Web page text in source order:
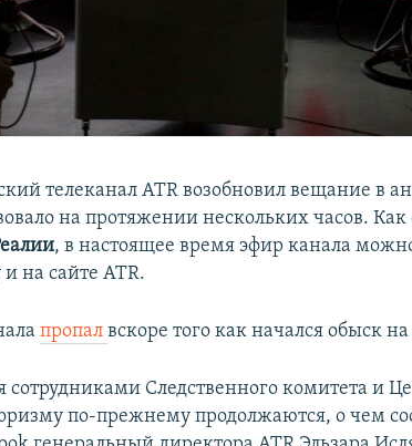
телеканал ATR возобновил вещание в
на протяжении нескольких часов.
, в настоящее время эфир канала
на сайте ATR.
пропалвскоре того как начался обыск
сотрудниками Следственного комитета и
по-прежнему продолжаются, о чем